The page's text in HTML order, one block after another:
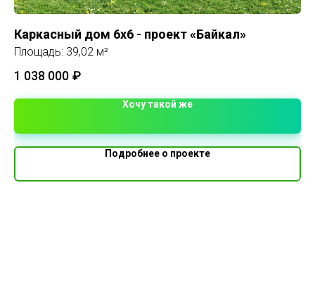
Каркасный дом 6х6 - проект «Байкал»
Площадь: 39,02 м²
1 038 000 ₽
Хочу такой же
Подробнее о проекте